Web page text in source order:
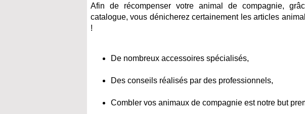
Afin de récompenser votre animal de compagnie,
catalogue, vous dénicherez certainement les articles
!
De nombreux accessoires spécialisés,
Des conseils réalisés par des professionnels,
Combler vos animaux de compagnie est notre but